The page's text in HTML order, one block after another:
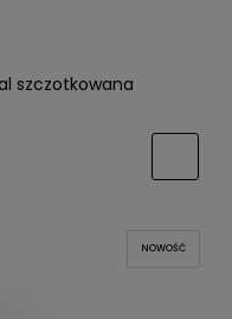
szczotkowana
NOWOŚĆ